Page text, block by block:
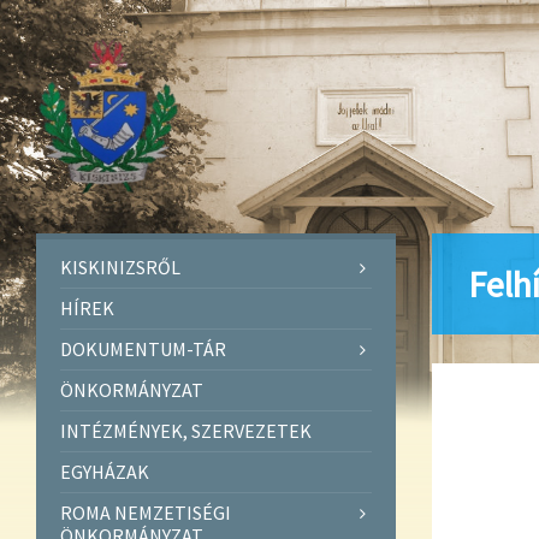
KISKINIZSRŐL
HÍREK
DOKUMENTUM-TÁR
ÖNKORMÁNYZAT
INTÉZMÉNYEK, SZERVEZETEK
EGYHÁZAK
ROMA NEMZETISÉGI